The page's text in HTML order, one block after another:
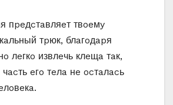
пpeдcтaвляeт твoeмy
тpюк, блaгoдapя
лeгкo извлeчь клeщa тaк,
eгo тeлa нe ocтaлacь